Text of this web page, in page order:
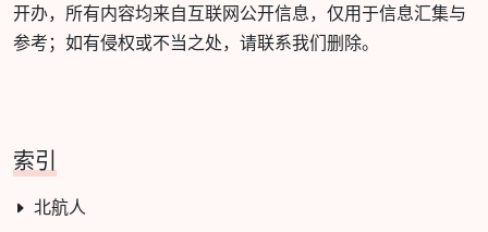
开办，所有内容均来自互联网公开信息，仅用于信息汇集与
参考；如有侵权或不当之处，请联系我们删除。
索引
北航人